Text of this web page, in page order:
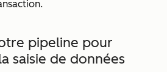
pipeline pour
saisie de données